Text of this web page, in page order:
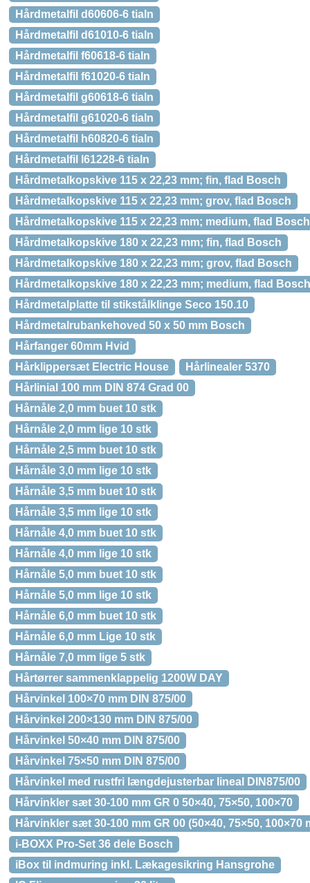
Hårdmetalfil d60606-6 tialn
Hårdmetalfil d61010-6 tialn
Hårdmetalfil f60618-6 tialn
Hårdmetalfil f61020-6 tialn
Hårdmetalfil g60618-6 tialn
Hårdmetalfil g61020-6 tialn
Hårdmetalfil h60820-6 tialn
Hårdmetalfil l61228-6 tialn
Hårdmetalkopskive 115 x 22,23 mm; fin, flad Bosch
Hårdmetalkopskive 115 x 22,23 mm; grov, flad Bosch
Hårdmetalkopskive 115 x 22,23 mm; medium, flad Bosch
Hårdmetalkopskive 180 x 22,23 mm; fin, flad Bosch
Hårdmetalkopskive 180 x 22,23 mm; grov, flad Bosch
Hårdmetalkopskive 180 x 22,23 mm; medium, flad Bosch
Hårdmetalplatte til stikstålklinge Seco 150.10
Hårdmetalrubankehoved 50 x 50 mm Bosch
Hårfanger 60mm Hvid
Hårklippersæt Electric House
Hårlinealer 5370
Hårlinial 100 mm DIN 874 Grad 00
Hårnåle 2,0 mm buet 10 stk
Hårnåle 2,0 mm lige 10 stk
Hårnåle 2,5 mm buet 10 stk
Hårnåle 3,0 mm lige 10 stk
Hårnåle 3,5 mm buet 10 stk
Hårnåle 3,5 mm lige 10 stk
Hårnåle 4,0 mm buet 10 stk
Hårnåle 4,0 mm lige 10 stk
Hårnåle 5,0 mm buet 10 stk
Hårnåle 5,0 mm lige 10 stk
Hårnåle 6,0 mm buet 10 stk
Hårnåle 6,0 mm Lige 10 stk
Hårnåle 7,0 mm lige 5 stk
Hårtørrer sammenklappelig 1200W DAY
Hårvinkel 100×70 mm DIN 875/00
Hårvinkel 200×130 mm DIN 875/00
Hårvinkel 50×40 mm DIN 875/00
Hårvinkel 75×50 mm DIN 875/00
Hårvinkel med rustfri længdejusterbar lineal DIN875/00
Hårvinkler sæt 30-100 mm GR 0 50×40, 75×50, 100×70
Hårvinkler sæt 30-100 mm GR 00 (50×40, 75×50, 100×70
i-BOXX Pro-Set 36 dele Bosch
iBox til indmuring inkl. Lækagesikring Hansgrohe